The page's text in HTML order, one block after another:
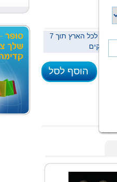
משלוח לכל הארץ תוך 7
ימי עסקים
הוסף לסל